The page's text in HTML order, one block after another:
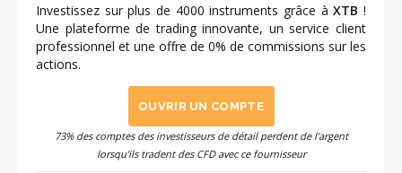
Investissez sur plus de 4000 instruments grâce àXTB !
Une plateforme de trading innovante, un service client
professionnel et une offre de 0% de commissions sur les
actions.
OUVRIR UN COMPTE
73% des comptes des investisseurs de détail perdent de l'argent
lorsqu'ils tradent des CFD avec ce fournisseur